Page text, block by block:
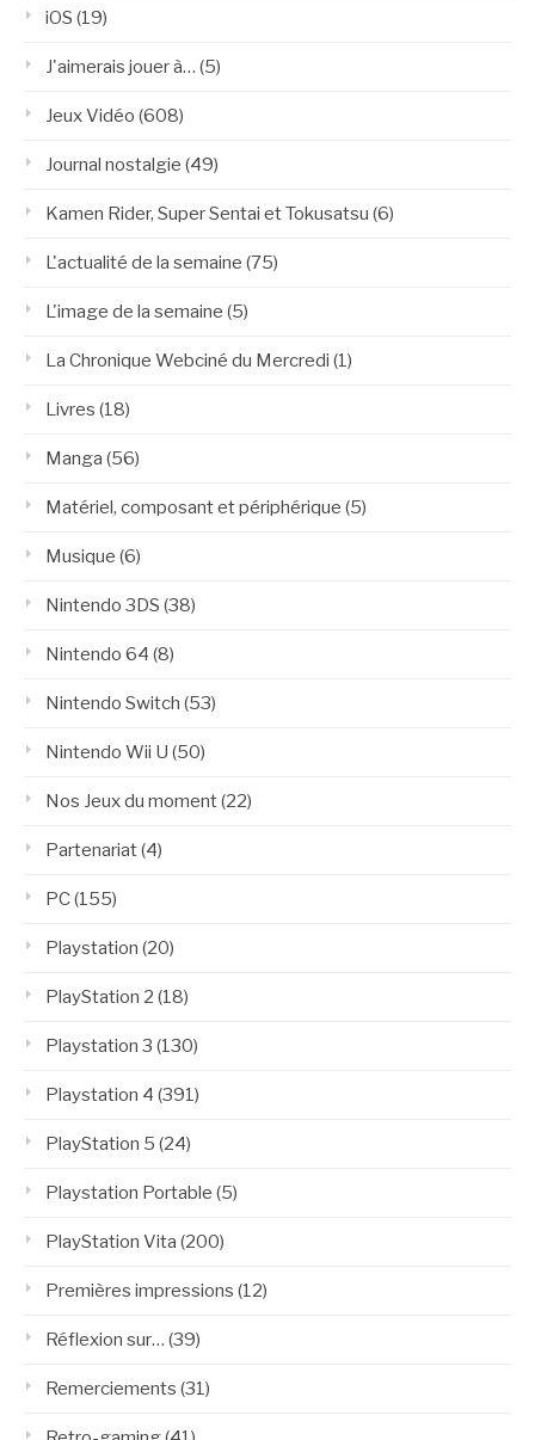
iOS (19)
J'aimerais jouer à… (5)
Jeux Vidéo (608)
Journal nostalgie (49)
Kamen Rider, Super Sentai et Tokusatsu (6)
L'actualité de la semaine (75)
L'image de la semaine (5)
La Chronique Webciné du Mercredi (1)
Livres (18)
Manga (56)
Matériel, composant et périphérique (5)
Musique (6)
Nintendo 3DS (38)
Nintendo 64 (8)
Nintendo Switch (53)
Nintendo Wii U (50)
Nos Jeux du moment(22)
Partenariat(4)
PC(155)
Playstation (20)
PlayStation 2 (18)
Playstation 3 (130)
Playstation 4 (391)
PlayStation 5 (24)
Playstation Portable (5)
PlayStation Vita (200)
Premières impressions (12)
Réflexion sur… (39)
Remerciements (31)